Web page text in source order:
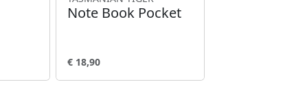
Note Book Pocket
€ 18,90